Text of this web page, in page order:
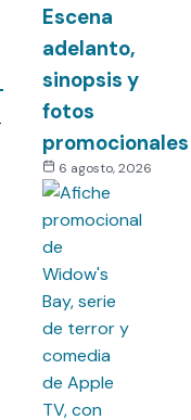
Escena
adelanto,
sinopsis y
fotos
promocionales
6 agosto, 2026